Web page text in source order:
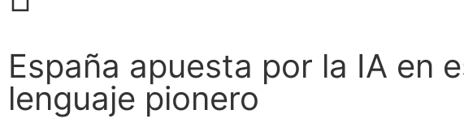
España apuesta por la IA en
lenguaje pionero